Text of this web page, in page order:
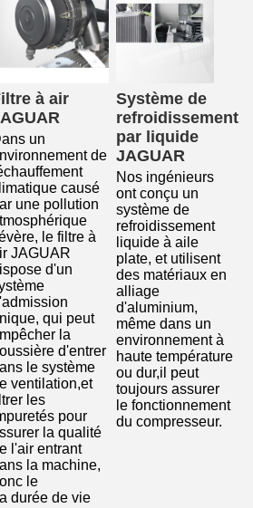
à air
un
de
causé
une pollution
le filtre à
JAGUAR
d'un
qui peut
la
d'entrer
le système
ventilation,et
les
pour
la qualité
l'air entrant
la machine,
le
durée de vie
Système de
refroidissement
par liquide
JAGUAR
Nos ingénieurs
ont conçu un
système de
refroidissement
liquide à aile
plate, et utilisent
des matériaux en
alliage
d'aluminium,
même dans un
environnement à
haute température
ou dur,il peut
toujours assurer
le fonctionnement
du compresseur.